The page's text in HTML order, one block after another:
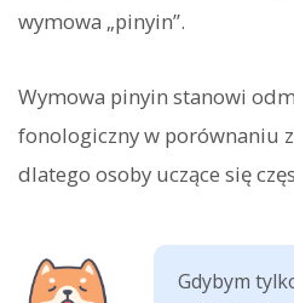
wymowa „pinyin”.
Wymowa pinyin stanowi
fonologiczny w porównaniu
dlatego osoby uczące się
Gdybym